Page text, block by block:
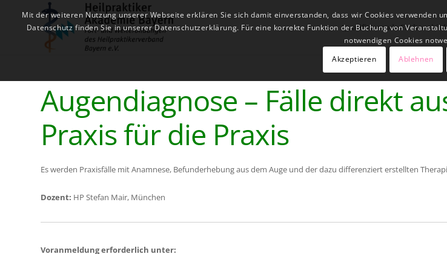
Qualifizierende
Augendiagnose – Fälle direkt
Praxis für die Praxis
Es werden Praxisfälle mit Anamnese, Befunderhebung aus dem Auge und der dazu differenziert erstellten
Dozent: HP Stefan Mair, München
Voranmeldung erforderlich unter:
Mit der weiteren Nutzung unserer Webseite erklären Sie sich damit einverstanden, dass wir Cookies
Datenschutz finden Sie in unserer Datenschutzerklärung. Für eine korrekte Funktion der Buchung von
notwendigen Cookies
Akzeptieren
Ablehnen